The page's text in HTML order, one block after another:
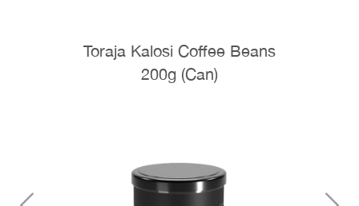
Toraja Kalosi Coffee Beans
200g (Can)